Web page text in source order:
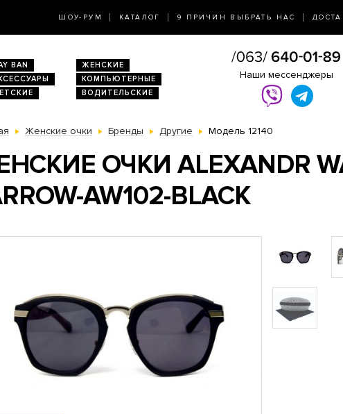
ШОУ-РУМ КАТАЛОГ 9 ПРИЧИН ВЫБРАТЬ НАС
BAN
ЖЕНСКИЕ
КОМПЬЮТЕРНЫЕ
ВОДИТЕЛЬСКИЕ
Наши мессенджеры
Женские очки Бренды Другие Модель 12140
ОЧКИ ALEXANDR
AW102-BLACK